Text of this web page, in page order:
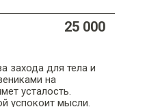
25 000
захода для тела и
на
усталость.
успокоит мысли.